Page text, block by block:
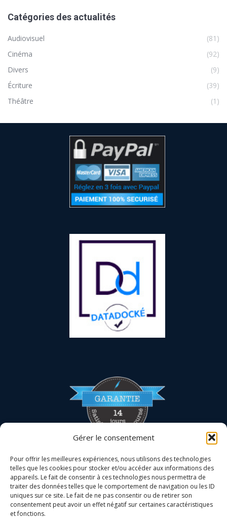
Gérer le consentement
Pour offrir les meilleures expériences, nous utilisons des technologies
telles que les cookies pour stocker et/ou accéder aux informations des
appareils. Le fait de consentir à ces technologies nous permettra de
traiter des données telles que le comportement de navigation ou les ID
uniques sur ce site. Le fait de ne pas consentir ou de retirer son
consentement peut avoir un effet négatif sur certaines caractéristiques
et fonctions.
Catégories des actualités
Audiovisuel
(81)
Cinéma
(92)
Divers
(9)
Écriture
(39)
Théâtre
(1)